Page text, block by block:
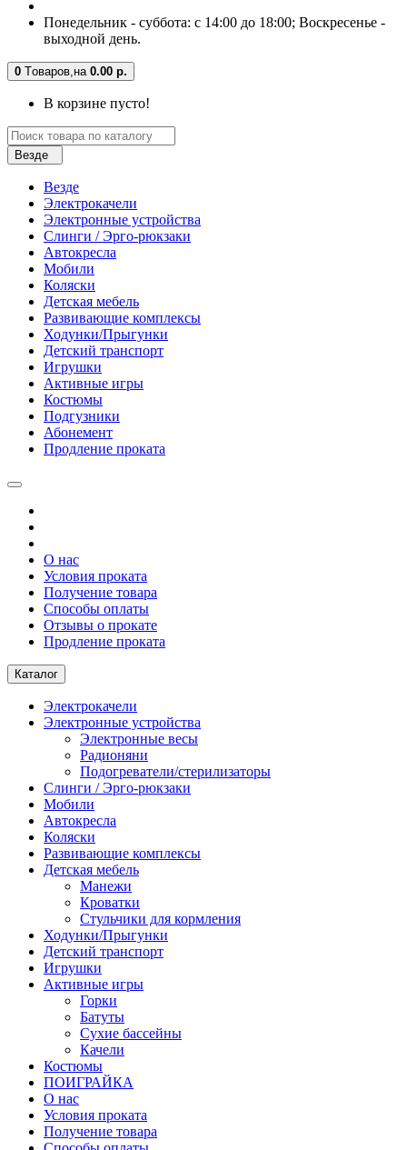
Понедельник - суббота: с 14:00 до 18:00; Воскресенье -
выходной день.
0 Tоваров, на 0.00 р.
В корзине пусто!
Везде
Везде
Электрокачели
Электронные устройства
Слинги / Эрго-рюкзаки
Автокресла
Мобили
Коляски
Детская мебель
Развивающие комплексы
Ходунки/Прыгунки
Детский транспорт
Игрушки
Активные игры
Костюмы
Подгузники
Абонемент
Продление проката
О нас
Условия проката
Получение товара
Способы оплаты
Отзывы о прокате
Продление проката
Каталог
Электрокачели
Электронные устройства
Электронные весы
Радионяни
Подогреватели/стерилизаторы
Слинги / Эрго-рюкзаки
Мобили
Автокресла
Коляски
Развивающие комплексы
Детская мебель
Манежи
Кроватки
Стульчики для кормления
Ходунки/Прыгунки
Детский транспорт
Игрушки
Активные игры
Горки
Батуты
Сухие бассейны
Качели
Костюмы
ПОИГРАЙКА
О нас
Условия проката
Получение товара